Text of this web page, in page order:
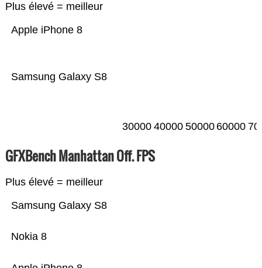
Plus élevé = meilleur
Samsung Galaxy S8
Apple iPhone 8
30000 40000 50000 60000
GFXBench Manhattan Off. FPS
Plus élevé = meilleur
Nokia 8
Samsung Galaxy S8